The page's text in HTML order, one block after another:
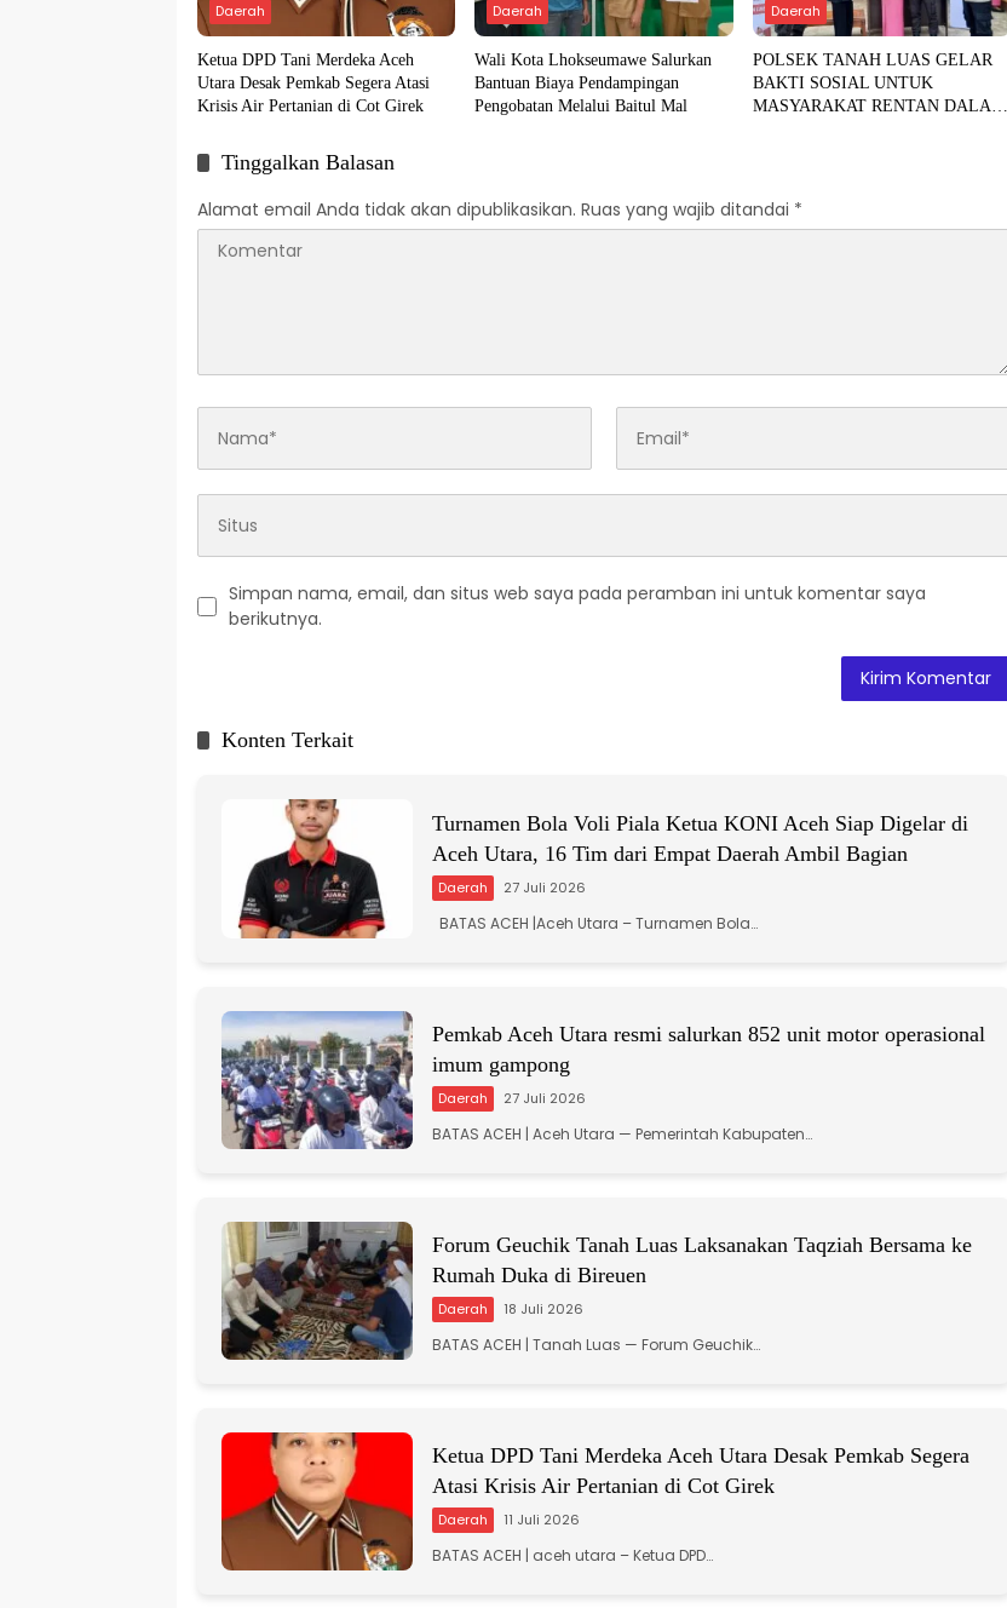
Daerah
Ketua DPD Tani Merdeka Aceh
Utara Desak Pemkab Segera Atasi
Krisis Air Pertanian di Cot Girek
Daerah
Wali Kota Lhokseumawe Salurkan
Bantuan Biaya Pendampingan
Pengobatan Melalui Baitul Mal
Daerah
POLSEK TANAH LUAS GELAR
BAKTI SOSIAL UNTUK
MASYARAKAT RENTAN DALAM
Tinggalkan Balasan
Alamat email Anda tidak akan dipublikasikan. Ruas yang wajib ditandai *
Simpan nama, email, dan situs web saya pada peramban ini untuk komentar saya
berikutnya.
e Konten Terkait
Turnamen Bola Voli Piala Ketua KONI Aceh Siap Digelar di
Aceh Utara, 16 Tim dari Empat Daerah Ambil Bagian
Daerah 27 Juli 2026
BATAS ACEH |Aceh Utara – Turnamen Bola…
Pemkab Aceh Utara resmi salurkan 852 unit motor operasional
imum gampong
Daerah 27 Juli 2026
BATAS ACEH | Aceh Utara — Pemerintah Kabupaten…
Forum Geuchik Tanah Luas Laksanakan Taqziah Bersama ke
Rumah Duka di Bireuen
Daerah 18 Juli 2026
BATAS ACEH | Tanah Luas — Forum Geuchik…
Ketua DPD Tani Merdeka Aceh Utara Desak Pemkab Segera
Atasi Krisis Air Pertanian di Cot Girek
Daerah 11 Juli 2026
BATAS ACEH | aceh utara – Ketua DPD…